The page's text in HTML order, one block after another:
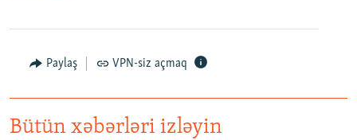
Paylaş VPN-siz açmaq
Bütün xəbərləri izləyin